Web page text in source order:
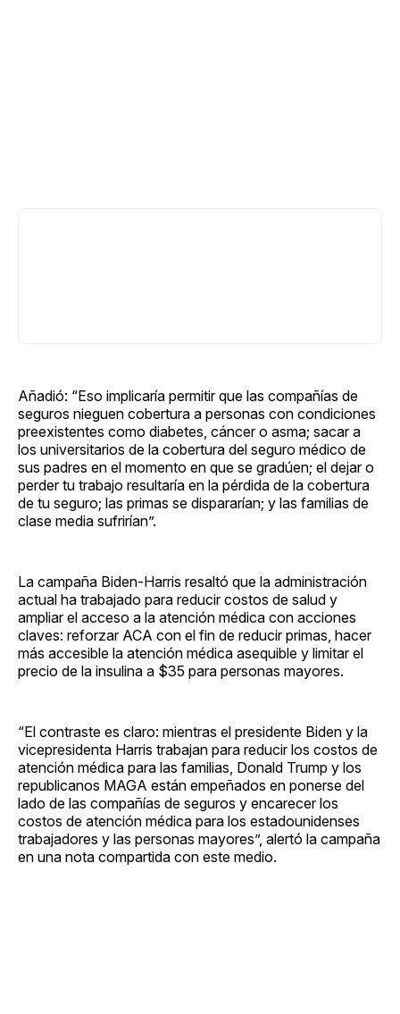
Añadió: “Eso implicaría permitir que las compañías de
seguros nieguen cobertura a personas con condiciones
preexistentes como diabetes, cáncer o asma; sacar a
los universitarios de la cobertura del seguro médico de
sus padres en el momento en que se gradúen; el dejar o
perder tu trabajo resultaría en la pérdida de la cobertura
de tu seguro; las primas se dispararían; y las familias de
clase media sufrirían”.
La campaña Biden-Harris resaltó que la administración
actual ha trabajado para reducir costos de salud y
ampliar el acceso a la atención médica con acciones
claves: reforzar ACA con el fin de reducir primas, hacer
más accesible la atención médica asequible y limitar el
precio de la insulina a $35 para personas mayores.
“El contraste es claro: mientras el presidente Biden y la
vicepresidenta Harris trabajan para reducir los costos de
atención médica para las familias, Donald Trump y los
republicanos MAGA están empeñados en ponerse del
lado de las compañías de seguros y encarecer los
costos de atención médica para los estadounidenses
trabajadores y las personas mayores”, alertó la campaña
en una nota compartida con este medio.